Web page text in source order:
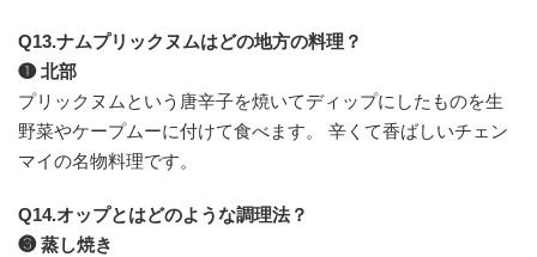
Q13.ナムプリックヌムはどの地方の料理？
❶ 北部
プリックヌムという唐辛子を焼いてディップにしたものを生
野菜やケープムーに付けて食べます。 辛くて香ばしいチェン
マイの名物料理です。
Q14.オップとはどのような調理法？
❸ 蒸し焼き